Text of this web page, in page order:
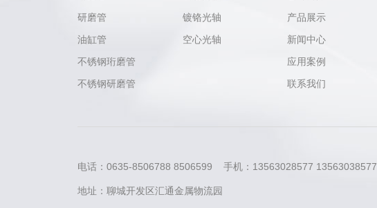
研磨管
油缸管
不锈钢珩磨管
不锈钢研磨管
镀铬光轴
空心光轴
产品展示
新闻中心
应用案例
联系我们
电话：0635-8506788 8506599 手机：13563028577 13563038577
地址：聊城开发区汇通金属物流园